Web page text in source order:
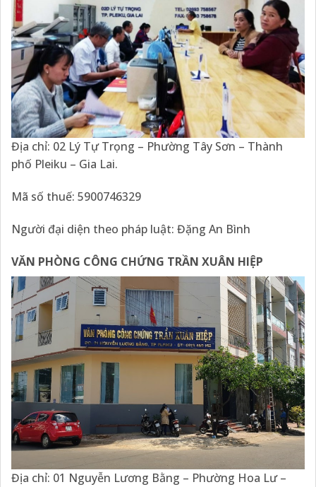
Địa chỉ: 02 Lý Tự Trọng – Phường Tây Sơn – Thành
phố Pleiku – Gia Lai.
Mã số thuế: 5900746329
Người đại diện theo pháp luật: Đặng An Bình
VĂN PHÒNG CÔNG CHỨNG TRẦN XUÂN HIỆP
Địa chỉ: 01 Nguyễn Lương Bằng – Phường Hoa Lư –